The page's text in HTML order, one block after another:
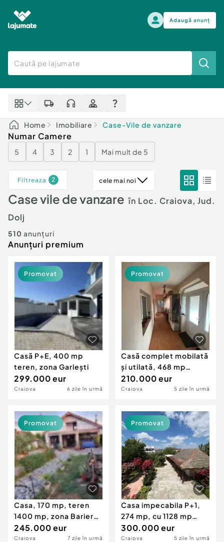
Adaugă anunț
Alege categoria
Toate Anunturile
Auto, moto si ambarcatiuni
Imobiliare
Electronice si electrocasnice
Casa si gradina
Piese auto
Mama si copilul
Moda si frumusete
Sport, timp liber, arta
Locuri de munca
Servicii
Animale de companie
Afaceri și echipamente profesionale
Inchiriere Bunuri si Vehicule
Autoturisme
Anvelope si Jante
Alege dupa sezon
Scutere - ATV - UTV
Autoutilitare
Ambarcatiuni
Camioane - Rulote - Remorci
Motociclete
Utilaje agricole si industriale
Piese auto si accesorii
Dacia Duster
Home Imobiliare Case-Vile de vanzare
Numar Camere
5 4 3 2 1 Mai mult de 5
Filtreaza 2 cele mai noi
Case vile de vanzare în Loc. Craiova, Jud.
Dolj
510 anunțuri
Anunțuri premium
Casă P+E, 400 mp
teren, zona Garlești
299.000 eur
Craiova 6 zile în urmă
Promovat
Casă complet mobilată
și utilată, 468 mp
teren, Bariera
210.000 eur
Craiova 5 zile în urmă
Promovat
Casa, 170 mp, teren
1400 mp, zona Bariera
Valcii
245.000 eur
Craiova 7 zile în urmă
Promovat
Casa impecabila P+1,
274 mp, cu 1128 mp
teren si livada, zon
300.000 eur
Craiova 5 zile în urmă
Promovat